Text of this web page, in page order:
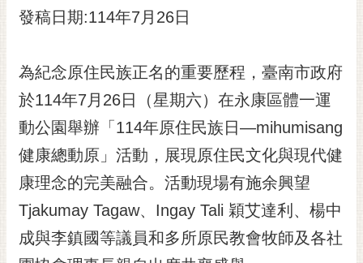
主題服務
市政資訊
市民互動
黃
偉
哲
光
發稿日期:114年7月26日
為紀念原住民族正名的重要歷程，臺南市政府
於114年7月26日（星期六）在永康區體一運
動公園舉辦「114年原住民族日—mihumisang
健康總動原」活動，展現原住民文化與現代健
康理念的完美融合。活動現場有施余興望
Tjakumay Tagaw、Ingay Tali 穎艾達利、楊中
成與李鎮國等議員和多所原民教會牧師及各社